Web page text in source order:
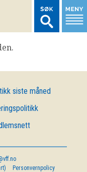
siste måned
Personvernpolicy